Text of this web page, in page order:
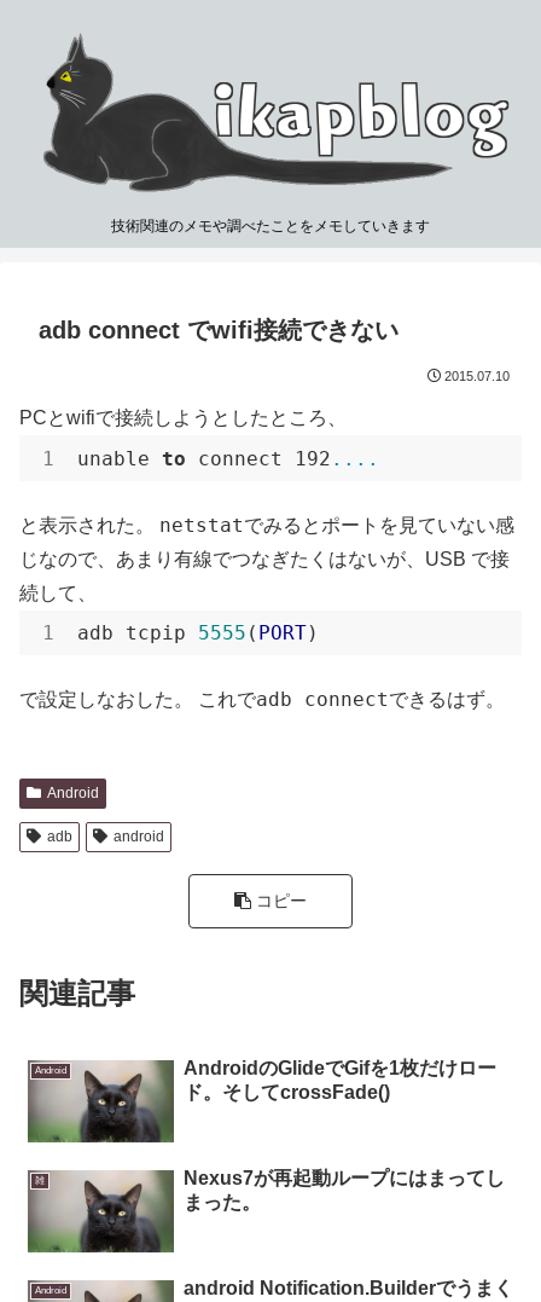
技術関連のメモや調べたことをメモしていきます
adb connect でwifi接続できない
2015.07.10
PCとwifiで接続しようとしたところ、
unable to connect 192 .. ..
と表示された。 netstatでみるとポートを見ていない感
じなので、あまり有線でつなぎたくはないが、USB で接
続して、
adb tcpip 5555 ( PORT)
で設定しなおした。 これでadb connectできるはず。
Android
adb android
コピー
関連記事
Android
AndroidのGlideでGifを1枚だけロー
ド。そしてcrossFade()
雑
Nexus7が再起動ループにはまってし
まった。
Android
android Notification.Builderでうまく